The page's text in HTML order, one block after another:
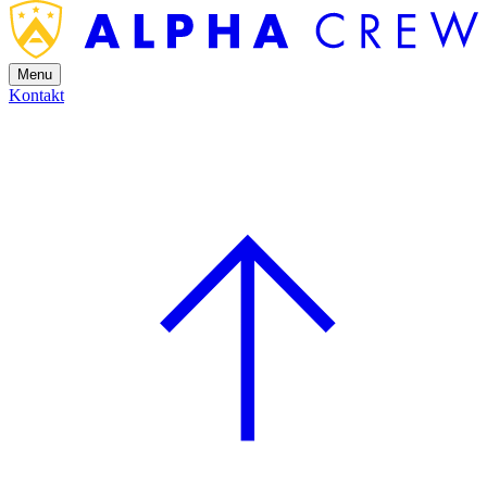
Menu
Kontakt